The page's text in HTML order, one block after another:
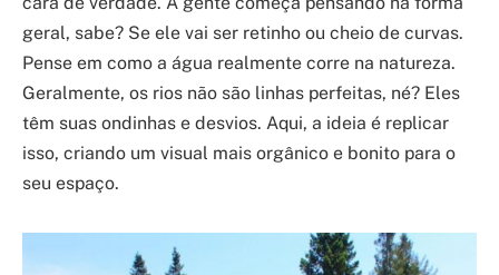
geral, sabe? Se ele vai ser retinho ou cheio de curvas.
Pense em como a água realmente corre na natureza.
Geralmente, os rios não são linhas perfeitas, né? Eles
têm suas ondinhas e desvios. Aqui, a ideia é replicar
isso, criando um visual mais orgânico e bonito para o
seu espaço.